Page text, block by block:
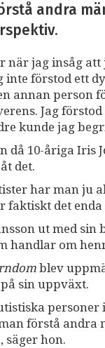
andra
när jag insåg
inte förstod ett
annan person
Jag
kunde jag
då 10-åriga Iris
det.
har man ju
det enda
ut med sin
handlar om
blev
sin uppväxt.
förstå andra
säger hon.